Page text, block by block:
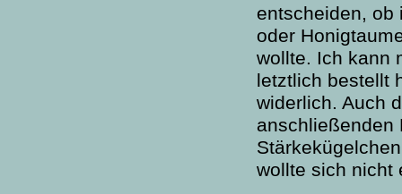
entscheiden, ob
oder
wollte. Ich kann
letztlich bestellt
widerlich. Auch
anschließenden
wollte sich nicht